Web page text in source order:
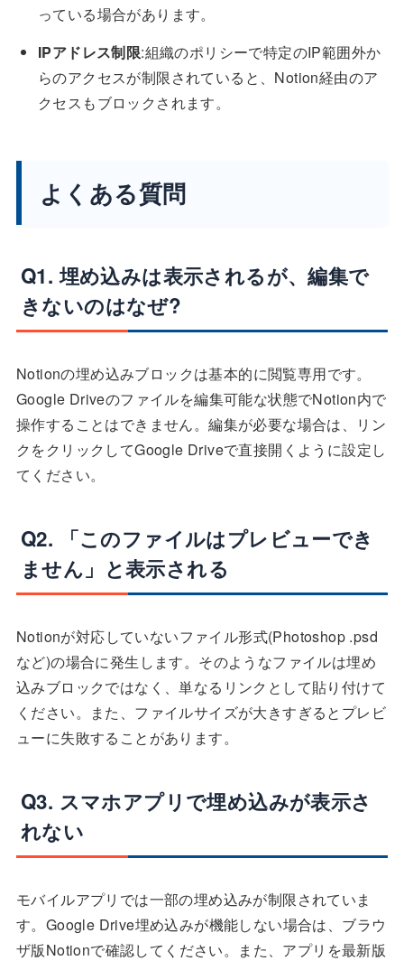
っている場合があります。
IPアドレス制限:組織のポリシーで特定のIP範囲外か
らのアクセスが制限されていると、Notion経由のア
クセスもブロックされます。
よくある質問
Q1. 埋め込みは表示されるが、編集で
きないのはなぜ?
Notionの埋め込みブロックは基本的に閲覧専用です。
Google Driveのファイルを編集可能な状態でNotion内で
操作することはできません。編集が必要な場合は、リン
クをクリックしてGoogle Driveで直接開くように設定し
てください。
Q2. 「このファイルはプレビューでき
ません」と表示される
Notionが対応していないファイル形式(Photoshop .psd
など)の場合に発生します。そのようなファイルは埋め
込みブロックではなく、単なるリンクとして貼り付けて
ください。また、ファイルサイズが大きすぎるとプレビ
ューに失敗することがあります。
Q3. スマホアプリで埋め込みが表示さ
れない
モバイルアプリでは一部の埋め込みが制限されていま
す。Google Drive埋め込みが機能しない場合は、ブラウ
ザ版Notionで確認してください。また、アプリを最新版